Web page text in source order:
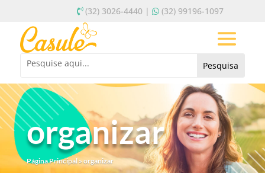
(32) 3026-4440 | (32) 99196-1097
organizar
Página Principal» organizar